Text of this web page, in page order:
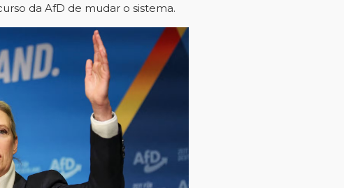
da AfD de mudar o sistema.